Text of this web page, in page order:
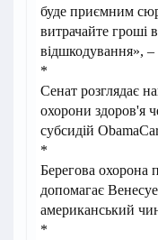
буде приємним
витрачайте гроші
відшкодування»,
*
Сенат розглядає
охорони здоров'я
субсидій
*
Берегова охорона
допомагає
американський
*